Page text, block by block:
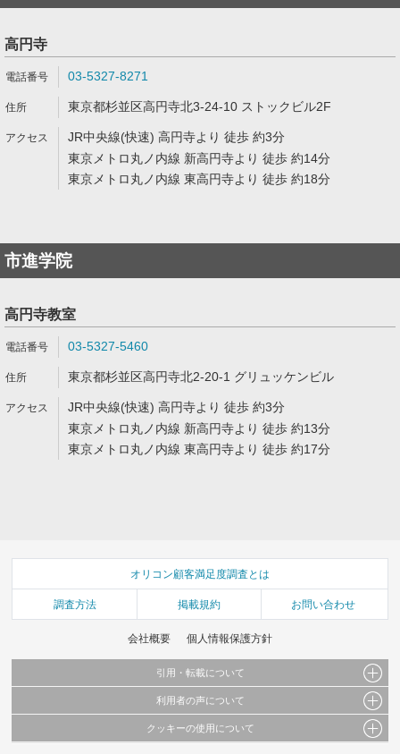
高円寺
03-5327-8271
東京都杉並区高円寺北3-24-10 ストックビル2F
JR中央線(快速) 高円寺より 徒歩 約3分
東京メトロ丸ノ内線 新高円寺より 徒歩 約14分
東京メトロ丸ノ内線 東高円寺より 徒歩 約18分
市進学院
高円寺教室
03-5327-5460
東京都杉並区高円寺北2-20-1 グリュッケンビル
JR中央線(快速) 高円寺より 徒歩 約3分
東京メトロ丸ノ内線 新高円寺より 徒歩 約13分
東京メトロ丸ノ内線 東高円寺より 徒歩 約17分
オリコン顧客満足度調査とは
調査方法 掲載規約 お問い合わせ
会社概要 個人情報保護方針
引用・転載について
当サイトで公開されている情報（文字、写真、イラスト、画像データ等）及びこれらの配
これらの情報を権利者の許可なく無断転載・複製などの二次利用を行うことは固く禁じて
利用者の声について
当サイトに掲載している内容はすべてサービスの利用者が提出された見解・感想です。
クッキーの使用について